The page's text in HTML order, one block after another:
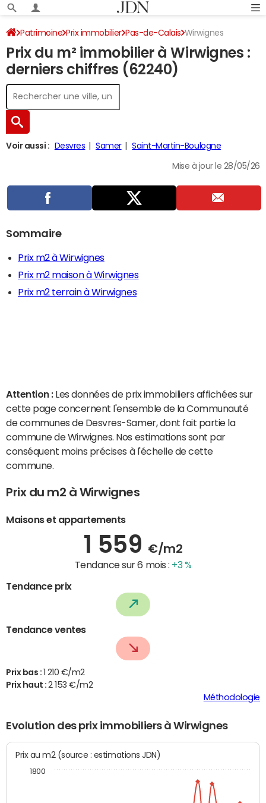
Patrimoine Prix immobilier Pas-de-Calais Wirwignes
Prix du m² immobilier à Wirwignes :
derniers chiffres (62240)
Voir aussi : Desvres Samer Saint-Martin-Boulogne
Mise à jour le 28/05/26
Sommaire
Prix m2 à Wirwignes
Prix m2 maison à Wirwignes
Prix m2 terrain à Wirwignes
Attention : Les données de prix immobiliers affichées sur
cette page concernent l'ensemble de la Communauté
de communes de Desvres-Samer, dont fait partie la
commune de Wirwignes. Nos estimations sont par
conséquent moins précises à l'échelle de cette
commune.
Prix du m2 à Wirwignes
Maisons et appartements
1 559 €/m2
Tendance sur 6 mois : +3 %
Tendance prix
Tendance ventes
Prix bas :
1 210 €/m2
Prix haut :2 153 €/m2
Méthodologie
Evolution des prix immobiliers à Wirwignes
Prix au m2 (source : estimations JDN)
1800